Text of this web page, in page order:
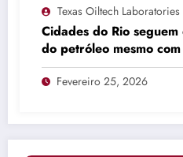
Texas Oiltech Laboratories
Cidades do Rio
do petróleo mesmo
produção
Fevereiro 25, 2026